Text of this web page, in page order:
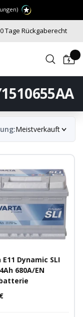
Tage Rückgaberecht
Meistverkauft
Dynamic SLI
680A/EN